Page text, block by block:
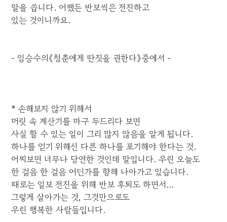
말을 씁니다. 어쨌든 반보씩은 전진하고
있는 것이니까요.
- 임승수의《청춘에게 딴짓을 권한다》중에서 -
* 손해보지 않기 위해서
머릿 속 계산기를 마구 두드리다 보면
사실 할 수 있는 일이 그리 많지 않음을 알게 됩니다.
하나를 얻기 위해선 다른 하나를 포기해야 한다는 것.
어찌보면 너무나 당연한 것인데 말입니다. 우린 오늘도
한 걸음 한 걸음 어딘가를 향해 나아가고 있습니다.
때로는 일보 전진을 위해 반보 후퇴도 하면서...
그렇게 살아가는 것, 그것만으로도
우린 행복한 사람들입니다.